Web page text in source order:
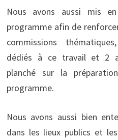
Nous avons aussi mis
programme afin de
commissions
dédiés à ce travail et 2
planché sur la
programme.
Nous avons aussi bien
dans les lieux publics et